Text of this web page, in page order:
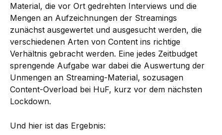
Material, die vor Ort gedrehten Interviews und die
Mengen an Aufzeichnungen der Streamings
zunächst ausgewertet und ausgesucht werden, die
verschiedenen Arten von Content ins richtige
Verhältnis gebracht werden. Eine jedes Zeitbudget
sprengende Aufgabe war dabei die Auswertung der
Unmengen an Streaming-Material, sozusagen
Content-Overload bei HuF, kurz vor dem nächsten
Lockdown.
Und hier ist das Ergebnis: